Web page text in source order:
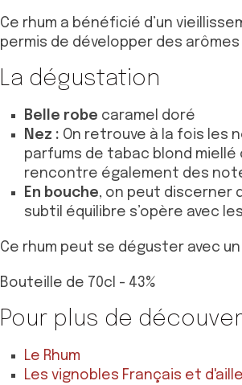
Ce rhum a bénéficié d’un
permis de développer des
La dégustation
Belle robe caramel doré
Nez : On retrouve à la fois les
parfums de tabac blond
rencontre également des
En bouche, on peut discerner
subtil équilibre s’opère avec
Ce rhum peut se déguster avec
Bouteille de 70cl - 43%
Pour plus de
Le Rhum
Les vignobles Français et